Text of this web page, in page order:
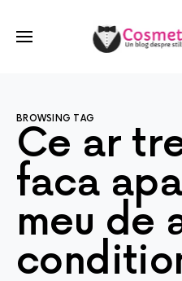
BROWSING TAG
Ce ar
faca
meu de